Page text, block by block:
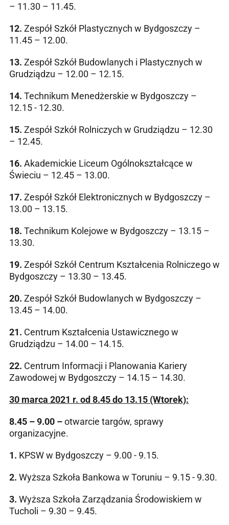
– 11.30 – 11.45.
12. Zespół Szkół Plastycznych w Bydgoszczy –
11.45 – 12.00.
13. Zespół Szkół Budowlanych i Plastycznych w
Grudziądzu – 12.00 – 12.15.
14. Technikum Menedżerskie w Bydgoszczy –
12.15 - 12.30.
15. Zespół Szkół Rolniczych w Grudziądzu – 12.30
– 12.45.
16. Akademickie Liceum Ogólnokształcące w
Świeciu – 12.45 – 13.00.
17. Zespół Szkół Elektronicznych w Bydgoszczy –
13.00 – 13.15.
18. Technikum Kolejowe w Bydgoszczy – 13.15 –
13.30.
19. Zespół Szkół Centrum Kształcenia Rolniczego w
Bydgoszczy – 13.30 – 13.45.
20. Zespół Szkół Budowlanych w Bydgoszczy –
13.45 – 14.00.
21. Centrum Kształcenia Ustawicznego w
Grudziądzu – 14.00 – 14.15.
22. Centrum Informacji i Planowania Kariery
Zawodowej w Bydgoszczy – 14.15 – 14.30.
30 marca 2021 r. od 8.45 do 13.15 (Wtorek):
8.45 – 9.00 –otwarcie targów, sprawy
organizacyjne.
1. KPSW w Bydgoszczy – 9.00 - 9.15.
2. Wyższa Szkoła Bankowa w Toruniu – 9.15 - 9.30.
3. Wyższa Szkoła Zarządzania Środowiskiem w
Tucholi – 9.30 – 9.45.